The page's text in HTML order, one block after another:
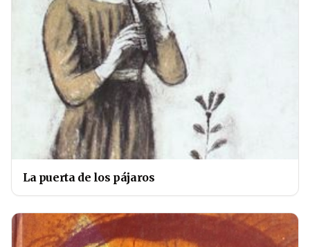
La puerta de los pájaros